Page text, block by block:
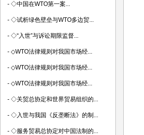
- ◇中国在WTO第一案...
- ◇试析绿色壁垒与WTO多边贸...
- ◇“入世”与诉讼期限监督...
- ◇WTO法律规则对我国市场经...
- ◇WTO法律规则对我国市场经...
- ◇WTO法律规则对我国市场经...
- ◇关贸总协定和世界贸易组织的...
- ◇入世与我国《反垄断法》的制...
- ◇服务贸易总协定对中国法制的...